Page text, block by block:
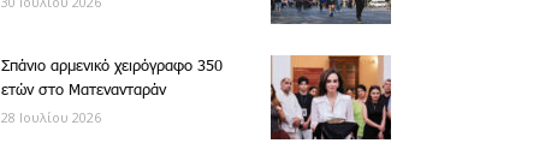
Σπάνιο αρμενικό χειρόγραφο 350
ετών στο Ματενανταράν
28 Ιουλίου 2026